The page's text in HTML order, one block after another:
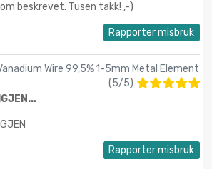
beskrevet. Tusen takk! ,-)
Rapporter misbruk
Wire 99,5% 1-5mm Metal Element
(5/5)
Rapporter misbruk